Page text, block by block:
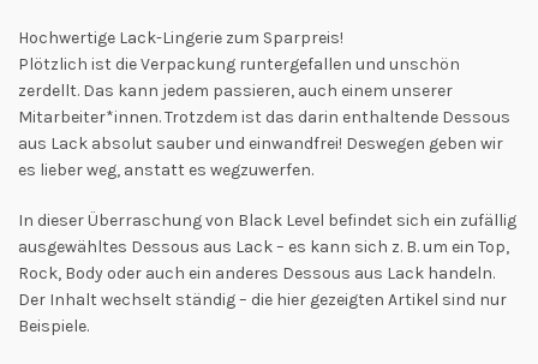
Hochwertige Lack-Lingerie zum Sparpreis!
Plötzlich ist die Verpackung runtergefallen und unschön
zerdellt. Das kann jedem passieren, auch einem unserer
Mitarbeiter*innen. Trotzdem ist das darin enthaltende Dessous
aus Lack absolut sauber und einwandfrei! Deswegen geben wir
es lieber weg, anstatt es wegzuwerfen.
In dieser Überraschung von Black Level befindet sich ein zufällig
ausgewähltes Dessous aus Lack – es kann sich z. B. um ein Top,
Rock, Body oder auch ein anderes Dessous aus Lack handeln.
Der Inhalt wechselt ständig – die hier gezeigten Artikel sind nur
Beispiele.